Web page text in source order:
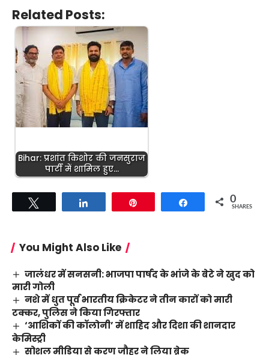
Related Posts:
Bihar: प्रशांत किशोर की जनसुराज
पार्टी में शामिल हुए…
Share 0
SHARES
You Might Also Like
जालंधर में सनसनी: भाजपा पार्षद के भांजे के बेटे ने खुद को
मारी गोली
नशे में धुत पूर्व भारतीय क्रिकेटर ने तीन कारों को मारी
टक्कर, पुलिस ने किया गिरफ्तार
‘आशिकों की कॉलोनी’ में शाहिद और दिशा की शानदार
केमिस्ट्री
सोशल मीडिया से करण जौहर ने लिया ब्रेक